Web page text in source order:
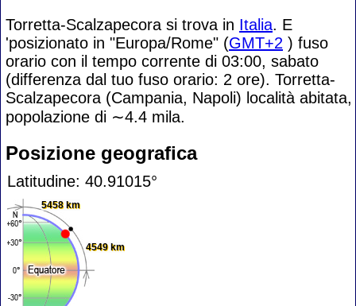
Torretta-Scalzapecora si trova in Italia. E
'posizionato in "Europa/Rome" (GMT+2 ) fuso
orario con il tempo corrente di 03:00, sabato
(differenza dal tuo fuso orario: 2 ore). Torretta-
Scalzapecora (Campania, Napoli) località abitata,
popolazione di ∼4.4 mila.
Posizione geografica
Latitudine: 40.91015°
5458 km
4549 km